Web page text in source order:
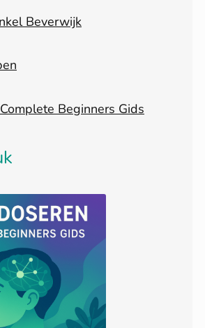
Beverwijk
Beginners Gids